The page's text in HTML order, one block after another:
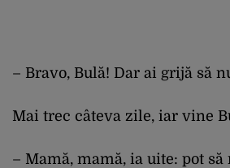
– Bravo, Bulă! Dar ai grijă să
Mai trec câteva zile, iar vine
– Mamă, mamă, ia uite: pot